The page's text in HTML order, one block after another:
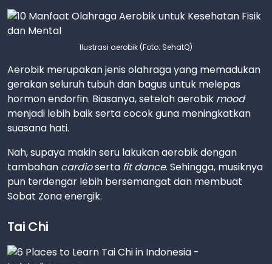
Ilustrasi aerobik (Foto: SehatQ)
Aerobik merupakan jenis olahraga yang memadukan
gerakan seluruh tubuh dan bagus untuk melepas
hormon endorfin. Biasanya, setelah aerobik mood
menjadi lebih baik serta cocok guna meningkatkan
suasana hati.
Nah, supaya makin seru lakukan aerobik dengan
tambahan cardioserta fit dance. Sehingga, musiknya
pun terdengar lebih bersemangat dan membuat
Sobat Zona energik.
Tai Chi